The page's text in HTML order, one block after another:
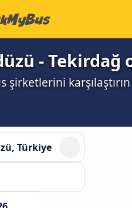
- Tekirdağ
şirketlerini